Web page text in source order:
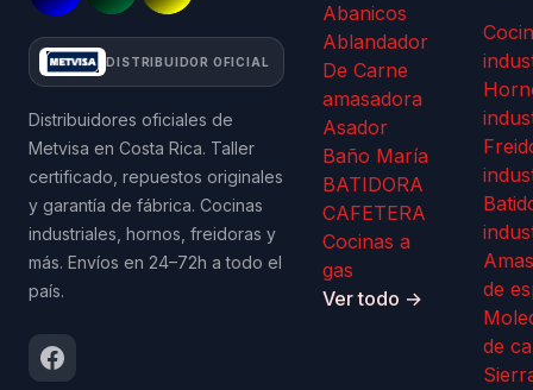
DISTRIBUIDOR OFICIAL
Distribuidores oficiales de
Metvisa en Costa Rica. Taller
certificado, repuestos originales
y garantía de fábrica. Cocinas
industriales, hornos, freidoras y
más. Envíos en 24–72h a todo el
país.
Abanicos
Ablandador
De Carne
amasadora
Asador
Baño María
BATIDORA
CAFETERA
Cocinas a
gas
Ver todo →
de
de